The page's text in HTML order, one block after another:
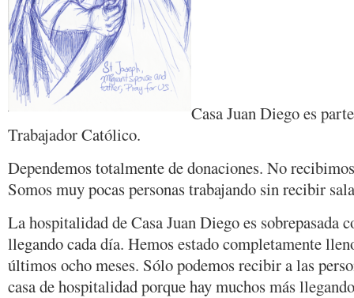
Casa Juan Diego es
Trabajador Católico.
Dependemos totalmente de donaciones. No
Somos muy pocas personas trabajando sin recibir
La hospitalidad de Casa Juan Diego es sobrepasada
llegando cada día. Hemos estado completamente
últimos ocho meses. Sólo podemos recibir a las
casa de hospitalidad porque hay muchos más